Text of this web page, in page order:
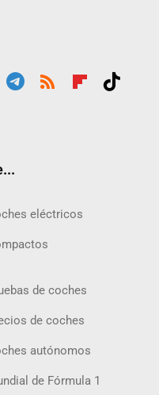
eléctricos
de coches
de coches
autónomos
de Fórmula 1